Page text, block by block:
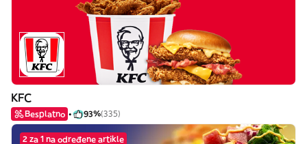
KFC
Besplatno 93%(335)
2 za 1 na određene artikle